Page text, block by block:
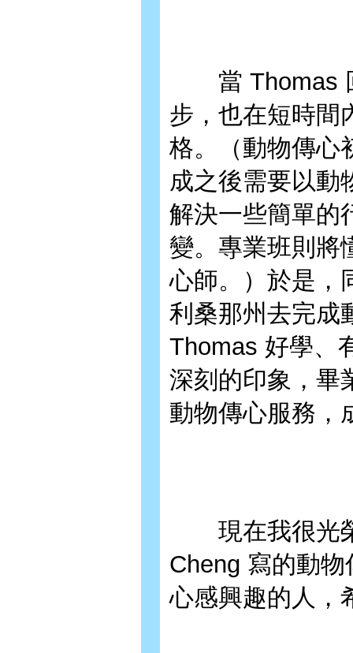
當 Thomas
步，也在短時間
格。（動物傳心
成之後需要以動
解決一些簡單的
變。專業班則將
心師。）於是，
利桑那州去完成
Thomas 好學、
深刻的印象，畢
動物傳心服務，
現在我很光榮
Cheng 寫的動
心感興趣的人，